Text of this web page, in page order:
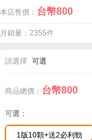
本店售價： 台幣800
月銷量：2355件
請選擇 可選
商品總價： 台幣800
可選：
1版10顆+送2必利勁